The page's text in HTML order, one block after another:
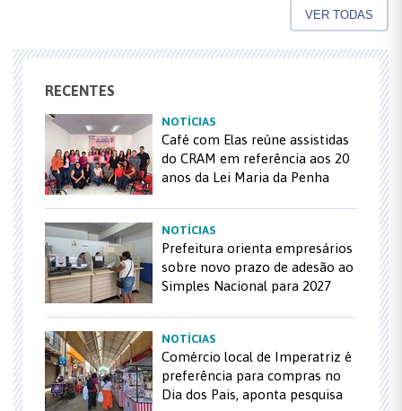
VER TODAS
RECENTES
NOTÍCIAS
Café com Elas reúne assistidas
do CRAM em referência aos 20
anos da Lei Maria da Penha
NOTÍCIAS
Prefeitura orienta empresários
sobre novo prazo de adesão ao
Simples Nacional para 2027
NOTÍCIAS
Comércio local de Imperatriz é
preferência para compras no
Dia dos Pais, aponta pesquisa